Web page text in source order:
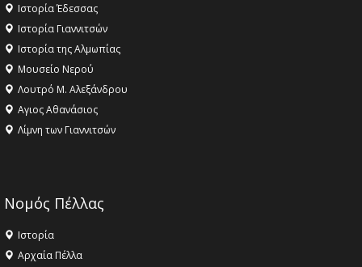
Ιστορία Έδεσσας
Ιστορία Γιαννιτσών
Ιστορία της Αλμωπίας
Μουσείο Νερού
Λουτρό Μ. Αλεξάνδρου
Αγιος Αθανάσιος
Λίμνη των Γιαννιτσών
Νομός Πέλλας
Ιστορία
Αρχαία Πέλλα